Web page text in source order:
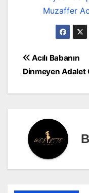
Muzaffer
Yazı
Acılı Babanın
Dinmeyen Adalet